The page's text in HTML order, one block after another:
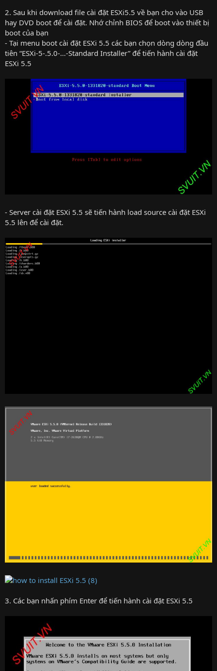
2. Sau khi download file cài đặt ESXi5.5 về bạn cho vào USB
hay DVD boot để cài đặt. Nhớ chỉnh BIOS để boot vào thiết bị
boot của bạn
- Tại menu boot cài đặt ESXi 5.5 các bạn chọn dòng dòng đầu
tiên “ESXi-5-.5.0-…-Standard Installer” để tiến hành cài đặt
ESXi 5.5
- Server cài đặt ESXi 5.5 sẽ tiến hành load source cài đặt ESXi
5.5 lên để cài đặt.
3. Các bạn nhấn phím Enter để tiến hành cài đặt ESXi 5.5